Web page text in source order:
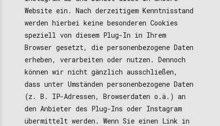
Website ein. Nach derzeitigem Kenntnisstand
werden hierbei keine besonderen Cookies
speziell von diesem Plug-In in Ihrem
Browser gesetzt, die personenbezogene Daten
erheben, verarbeiten oder nutzen. Dennoch
können wir nicht gänzlich ausschließen,
dass unter Umständen personenbezogene Daten
(z. B. IP-Adressen, Browserdaten o.ä.) an
den Anbieter des Plug-Ins oder Instagram
übermittelt werden. Wenn Sie einen Link in